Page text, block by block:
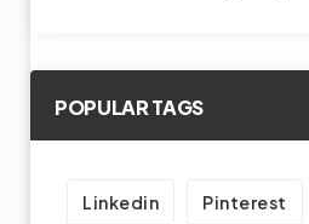
POPULAR TAGS
Linkedin Pinterest